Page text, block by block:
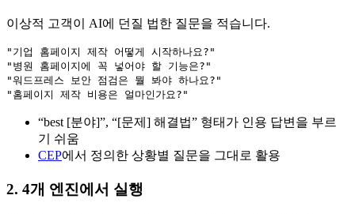
이상적 고객이 AI에 던질 법한 질문을 적습니다.
"기업 홈페이지 제작 어떻게 시작하나요?"
"병원 홈페이지에 꼭 넣어야 할 기능은?"
"워드프레스 보안 점검은 뭘 봐야 하나요?"
“best [분야]”, “[문제] 해결법” 형태가 인용 답변을 부르
기 쉬움
CEP에서 정의한 상황별 질문을 그대로 활용
2. 4개 엔진에서 실행